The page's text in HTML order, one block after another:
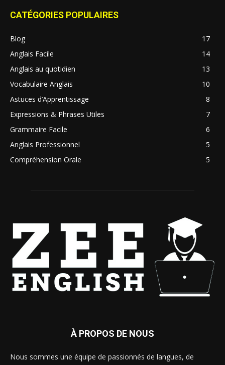
CATÉGORIES POPULAIRES
Blog
17
Anglais Facile
14
Anglais au quotidien
13
Vocabulaire Anglais
10
Astuces d’Apprentissage
8
Expressions & Phrases Utiles
7
Grammaire Facile
6
Anglais Professionnel
5
Compréhension Orale
5
À PROPOS DE NOUS
Nous sommes une équipe de passionnés de langues, de